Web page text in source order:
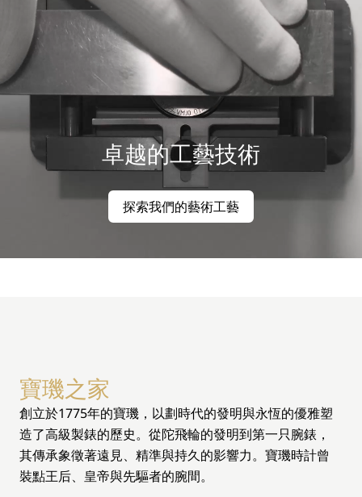
卓越的工藝技術
探索我們的藝術工藝
寶璣之家
創立於1775年的寶璣，以劃時代的發明與永恆的優雅塑
造了高級製錶的歷史。從陀飛輪的發明到第一只腕錶，
其傳承象徵著遠見、精準與持久的影響力。寶璣時計曾
裝點王后、皇帝與先驅者的腕間。